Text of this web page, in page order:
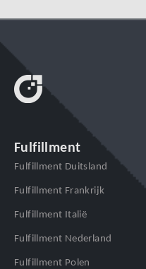
Fulfillment
Fulfillment Duitsland
Fulfillment Frankrijk
Fulfillment Italië
Fulfillment Nederland
Fulfillment Polen